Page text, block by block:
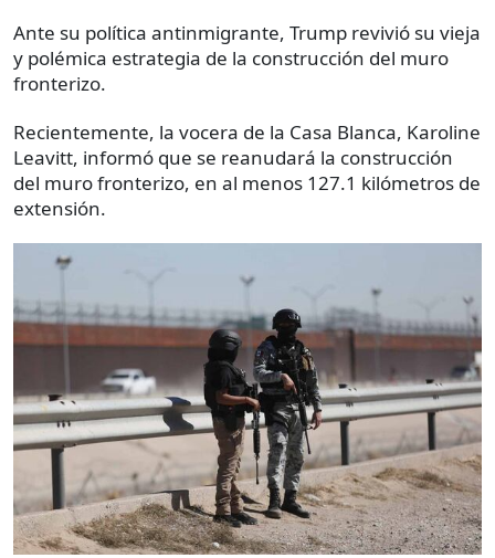
Ante su política antinmigrante, Trump revivió su vieja
y polémica estrategia de la construcción del muro
fronterizo.
Recientemente, la vocera de la Casa Blanca, Karoline
Leavitt, informó que se reanudará la construcción
del muro fronterizo, en al menos 127.1 kilómetros de
extensión.